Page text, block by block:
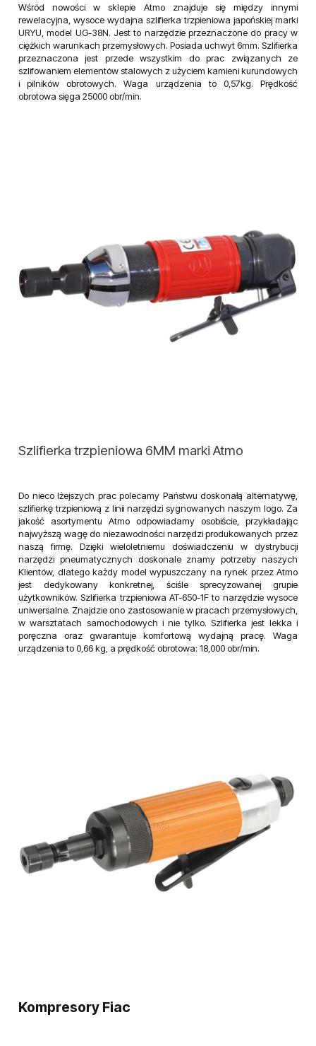
Wśród nowości w sklepie Atmo znajduje się między innymi
rewelacyjna, wysoce wydajna szlifierka trzpieniowa japońskiej marki
URYU, model UG-38N. Jest to narzędzie przeznaczone do pracy w
ciężkich warunkach przemysłowych. Posiada uchwyt 6mm. Szlifierka
przeznaczona jest przede wszystkim do prac związanych ze
szlifowaniem elementów stalowych z użyciem kamieni kurundowych
i pilników obrotowych. Waga urządzenia to 0,57kg. Prędkość
obrotowa sięga 25000 obr/min.
Szlifierka trzpieniowa 6MM marki Atmo
Do nieco lżejszych prac polecamy Państwu doskonałą alternatywę,
szlifierkę trzpieniową z linii narzędzi sygnowanych naszym logo. Za
jakość asortymentu Atmo odpowiadamy osobiście, przykładając
najwyższą wagę do niezawodności narzędzi produkowanych przez
naszą firmę. Dzięki wieloletniemu doświadczeniu w dystrybucji
narzędzi pneumatycznych doskonale znamy potrzeby naszych
Klientów, dlatego każdy model wypuszczany na rynek przez Atmo
jest dedykowany konkretnej, ściśle sprecyzowanej grupie
użytkowników. Szlifierka trzpieniowa AT-650-1F to narzędzie wysoce
uniwersalne. Znajdzie ono zastosowanie w pracach przemysłowych,
w warsztatach samochodowych i nie tylko. Szlifierka jest lekka i
poręczna oraz gwarantuje komfortową wydajną pracę. Waga
urządzenia to 0,66 kg, a prędkość obrotowa: 18,000 obr/min.
Kompresory Fiac